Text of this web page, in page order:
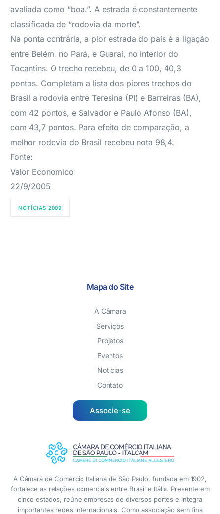
avaliada como “boa.”. A estrada é constantemente
classificada de “rodovia da morte”.
Na ponta contrária, a pior estrada do país é a ligação
entre Belém, no Pará, e Guaraí, no interior do
Tocantins. O trecho recebeu, de 0 a 100, 40,3
pontos. Completam a lista dos piores trechos do
Brasil a rodovia entre Teresina (PI) e Barreiras (BA),
com 42 pontos, e Salvador e Paulo Afonso (BA),
com 43,7 pontos. Para efeito de comparação, a
melhor rodovia do Brasil recebeu nota 98,4.
Fonte:
Valor Economico
22/9/2005
NOTÍCIAS 2009
Mapa do Site
A Câmara
Serviços
Projetos
Eventos
Notícias
Contato
Associe-se
A Câmara de Comércio Italiana de São Paulo, fundada em 1902,
fortalece as relações comerciais entre Brasil e Itália. Presente em
cinco estados, reúne empresas de diversos portes e integra
importantes redes internacionais. Como associação sem fins